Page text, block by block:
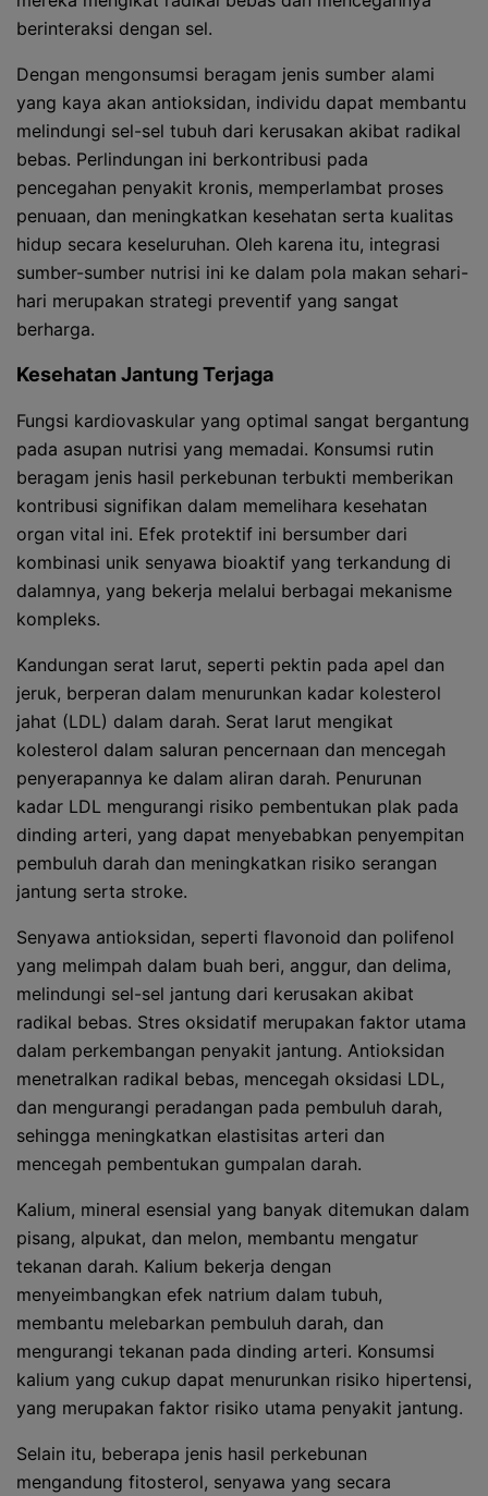
berinteraksi dengan sel.
Dengan mengonsumsi beragam jenis sumber alami
yang kaya akan antioksidan, individu dapat membantu
melindungi sel-sel tubuh dari kerusakan akibat radikal
bebas. Perlindungan ini berkontribusi pada
pencegahan penyakit kronis, memperlambat proses
penuaan, dan meningkatkan kesehatan serta kualitas
hidup secara keseluruhan. Oleh karena itu, integrasi
sumber-sumber nutrisi ini ke dalam pola makan sehari-
hari merupakan strategi preventif yang sangat
berharga.
Kesehatan Jantung Terjaga
Fungsi kardiovaskular yang optimal sangat bergantung
pada asupan nutrisi yang memadai. Konsumsi rutin
beragam jenis hasil perkebunan terbukti memberikan
kontribusi signifikan dalam memelihara kesehatan
organ vital ini. Efek protektif ini bersumber dari
kombinasi unik senyawa bioaktif yang terkandung di
dalamnya, yang bekerja melalui berbagai mekanisme
kompleks.
Kandungan serat larut, seperti pektin pada apel dan
jeruk, berperan dalam menurunkan kadar kolesterol
jahat (LDL) dalam darah. Serat larut mengikat
kolesterol dalam saluran pencernaan dan mencegah
penyerapannya ke dalam aliran darah. Penurunan
kadar LDL mengurangi risiko pembentukan plak pada
dinding arteri, yang dapat menyebabkan penyempitan
pembuluh darah dan meningkatkan risiko serangan
jantung serta stroke.
Senyawa antioksidan, seperti flavonoid dan polifenol
yang melimpah dalam buah beri, anggur, dan delima,
melindungi sel-sel jantung dari kerusakan akibat
radikal bebas. Stres oksidatif merupakan faktor utama
dalam perkembangan penyakit jantung. Antioksidan
menetralkan radikal bebas, mencegah oksidasi LDL,
dan mengurangi peradangan pada pembuluh darah,
sehingga meningkatkan elastisitas arteri dan
mencegah pembentukan gumpalan darah.
Kalium, mineral esensial yang banyak ditemukan dalam
pisang, alpukat, dan melon, membantu mengatur
tekanan darah. Kalium bekerja dengan
menyeimbangkan efek natrium dalam tubuh,
membantu melebarkan pembuluh darah, dan
mengurangi tekanan pada dinding arteri. Konsumsi
kalium yang cukup dapat menurunkan risiko hipertensi,
yang merupakan faktor risiko utama penyakit jantung.
Selain itu, beberapa jenis hasil perkebunan
mengandung fitosterol, senyawa yang secara